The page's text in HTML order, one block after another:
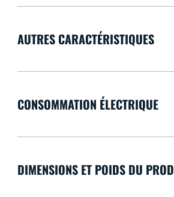
AUTRES CARACTÉRISTIQUES
CONSOMMATION ÉLECTRIQUE
DIMENSIONS ET POIDS DU